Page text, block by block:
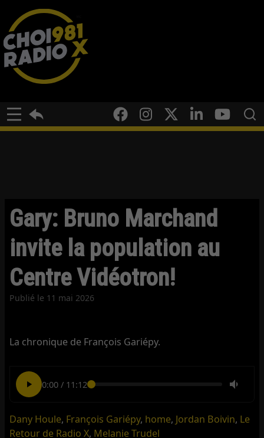
Gary: Bruno Marchand
invite la population au
Centre Vidéotron!
Publié le 11 mai 2026
La chronique de François Gariépy.
0:00/ 11:12
Dany Houle, François Gariépy, home, Jordan Boivin, Le
Retour de Radio X, Melanie Trudel